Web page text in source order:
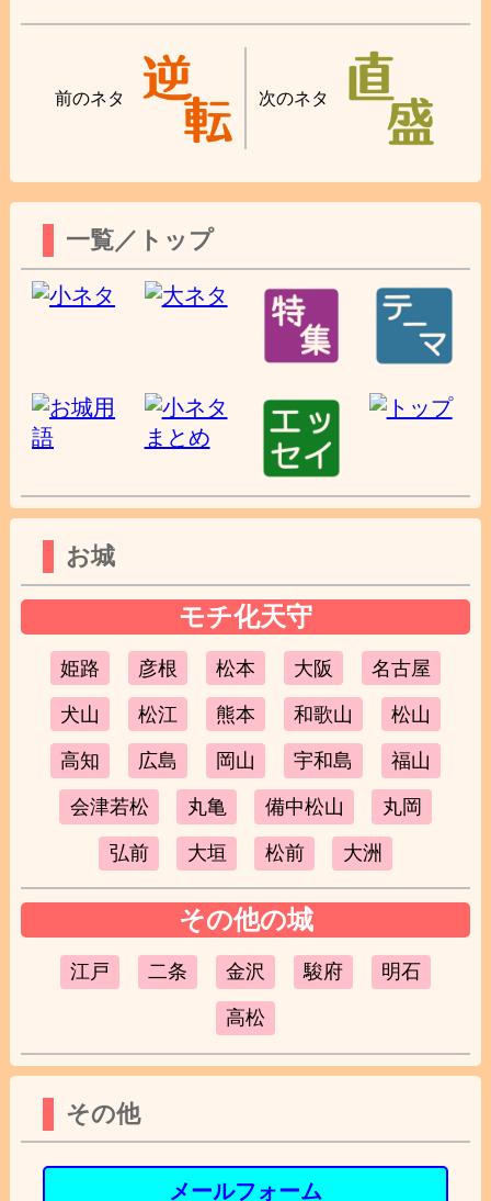
前のネタ 次のネタ
一覧／トップ
お城
モチ化天守
姫路 彦根 松本 大阪 名古屋
犬山 松江 熊本 和歌山 松山
高知 広島 岡山 宇和島 福山
会津若松 丸亀 備中松山 丸岡
弘前 大垣 松前 大洲
その他の城
江戸 二条 金沢 駿府 明石
高松
その他
メールフォーム